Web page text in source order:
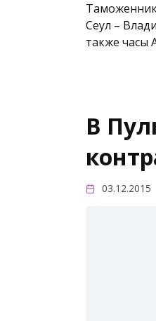
Сеул –
также часы
В
03.12.2015